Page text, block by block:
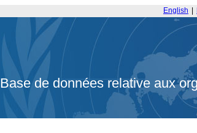
English
Base de données relative aux